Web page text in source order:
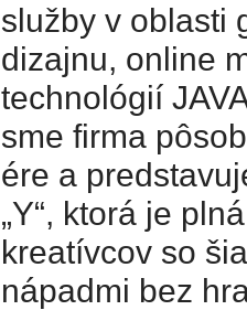
služby v oblasti
dizajnu, online
technológií
sme firma
ére a
„Y“, ktorá je
kreatívcov so
nápadmi bez